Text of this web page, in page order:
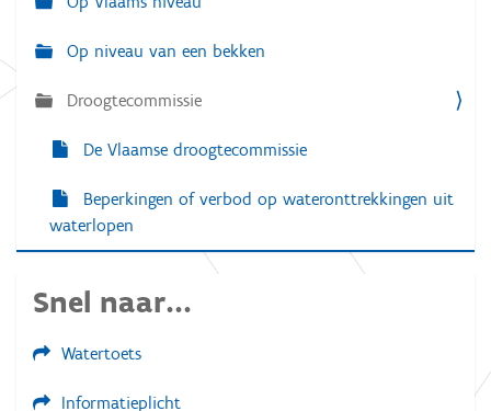
g
a
Op niveau van een bekken
Droogtecommissie
De Vlaamse droogtecommissie
Beperkingen of verbod op wateronttrekkingen uit
waterlopen
Snel naar...
Watertoets
Informatieplicht